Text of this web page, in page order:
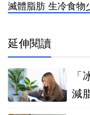
滅體脂肪 生冷食物
延伸閱讀
減